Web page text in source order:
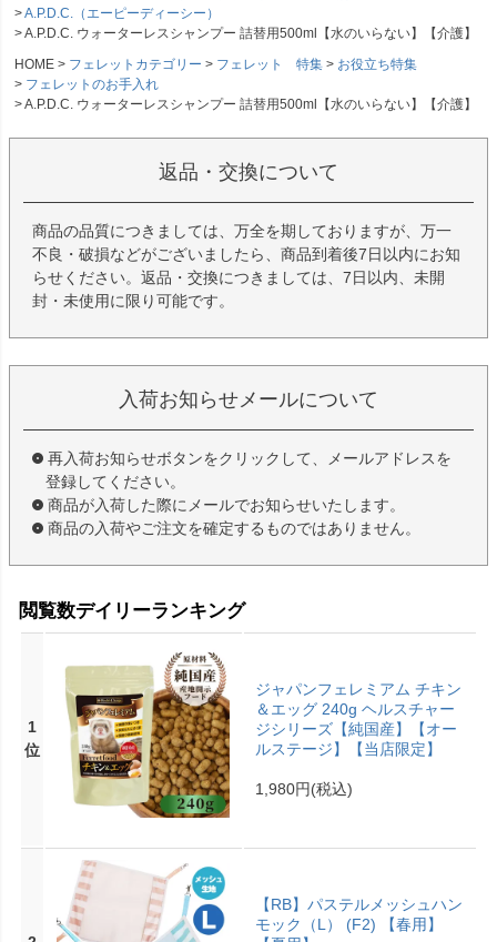
A.P.D.C.（エーピーディーシー）
A.P.D.C. ウォーターレスシャンプー 詰替用500ml【水のいらない】【介護】
HOME
フェレットカテゴリー フェレット 特集
お役立ち特集
フェレットのお手入れ
A.P.D.C. ウォーターレスシャンプー 詰替用500ml【水のいらない】【介護】
返品・交換について
商品の品質につきましては、万全を期しておりますが、万一
不良・破損などがございましたら、商品到着後7日以内にお知
らせください。返品・交換につきましては、7日以内、未開
封・未使用に限り可能です。
入荷お知らせメールについて
再入荷お知らせボタンをクリックして、メールアドレスを
登録してください。
商品が入荷した際にメールでお知らせいたします。
商品の入荷やご注文を確定するものではありません。
閲覧数デイリーランキング
1
位
ジャパンフェレミアム チキン
＆エッグ 240g ヘルスチャー
ジシリーズ【純国産】【オー
ルステージ】【当店限定】
1,980円(税込)
【RB】パステルメッシュハン
モック（L） (F2) 【春用】